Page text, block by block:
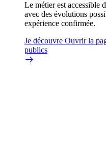
Le métier est accessible
avec des évolutions
expérience confirmée.
Je découvre Ouvrir la
publics